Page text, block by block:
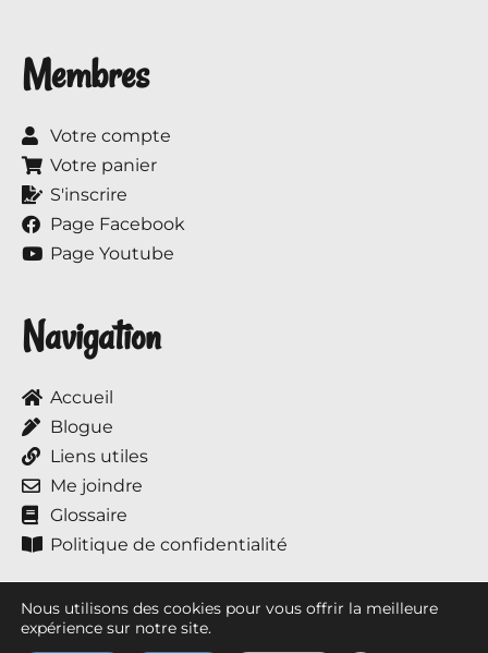
Membres
Votre compte
Votre panier
S'inscrire
Page Facebook
Page Youtube
Navigation
Accueil
Blogue
Liens utiles
Me joindre
Glossaire
Politique de confidentialité
Nous utilisons des cookies pour vous offrir la meilleure
expérience sur notre site.